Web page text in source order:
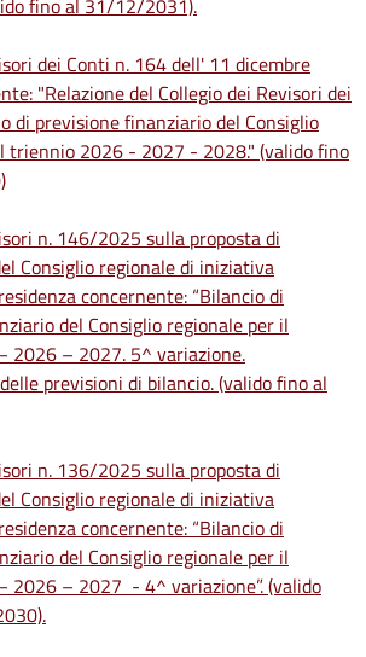
fino al 31/12/2031).
dei Conti n. 164 dell' 11 dicembre
"Relazione del Collegio dei Revisori dei
di previsione finanziario del Consiglio
triennio 2026 - 2027 - 2028." (valido fino
n. 146/2025 sulla proposta di
Consiglio regionale di iniziativa
concernente: “Bilancio di
del Consiglio regionale per il
2026 – 2027. 5^ variazione.
previsioni di bilancio. (valido fino al
n. 136/2025 sulla proposta di
Consiglio regionale di iniziativa
concernente: “Bilancio di
del Consiglio regionale per il
2026 – 2027 - 4^ variazione”. (valido